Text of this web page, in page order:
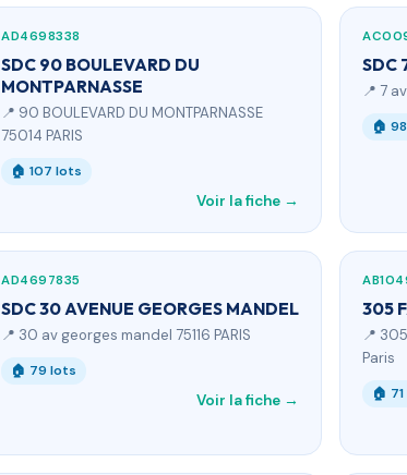
AD4698338
SDC 90 BOULEVARD DU
MONTPARNASSE
📍 90 BOULEVARD DU MONTPARNASSE
75014 PARIS
🏠 107 lots
Voir la fiche →
SDC
📍 7
🏠
AD4697835
SDC 30 AVENUE GEORGES MANDEL
📍 30 av georges mandel 75116 PARIS
🏠 79 lots
Voir la fiche →
305
📍
Paris
🏠